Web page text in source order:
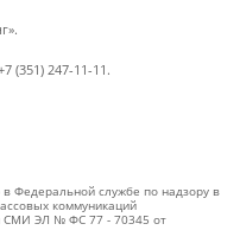
(351) 247-11-11.
в Федеральной службе по надзору в
коммуникаций
СМИ ЭЛ № ФС 77 - 70345 от